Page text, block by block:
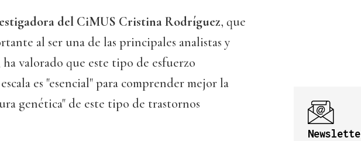
del CiMUS Cristina Rodríguez, que
al ser una de las principales analistas y
valorado que este tipo de esfuerzo
es "esencial" para comprender mejor la
genética" de este tipo de trastornos